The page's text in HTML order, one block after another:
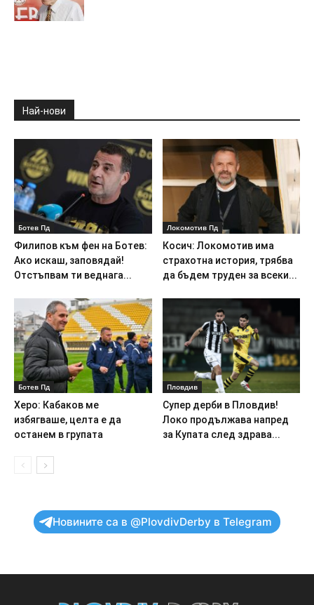
Най-нови
Ботев Пд
Филипов към фен на Ботев:
Ако искаш, заповядай!
Отстъпвам ти веднага...
Локомотив Пд
Косич: Локомотив има
страхотна история, трябва
да бъдем труден за всеки...
Ботев Пд
Херо: Кабаков ме
избягваше, целта е да
останем в групата
Пловдив
Супер дерби в Пловдив!
Локо продължава напред
за Купата след здрава...
Новините са в @PlovdivDerby в Telegram